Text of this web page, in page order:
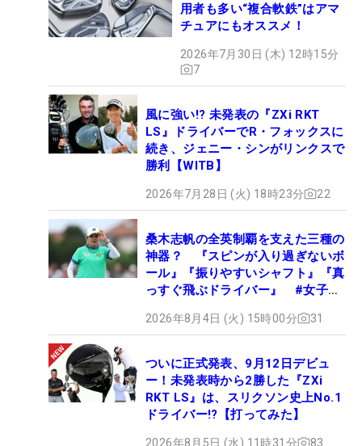
用者も多い“複合軟鉄”はアマ
チュアにもオススメ！
2026年7月30日 (木) 12時15分
7
風に強い!? 未発表の『ZXi RKT
LS』ドライバーでR・フォックスに
続き、ジェニー・シンがリンクスで
勝利【WITB】
2026年7月28日 (火) 18時23分 22
桑木志帆の全英制覇を支えた三種の
神器？ 『スピンが入り過ぎないボ
ール』『振りやすいシャフト』『真
っすぐ飛ぶドライバー』 #女子プ
2026年8月4日 (火) 15時00分 31
ついに正式発表、9月12日デビュ
ー！未発表時から2勝した『ZXi
RKT LS』は、スリクソン史上No.1
ドライバー!?【打ってみた】
2026年8月5日 (水) 11時31分 83